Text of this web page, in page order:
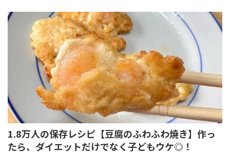
1.8万人の保存レシピ【豆腐のふわふわ焼き】作っ
たら、ダイエットだけでなく子どもウケ◎！